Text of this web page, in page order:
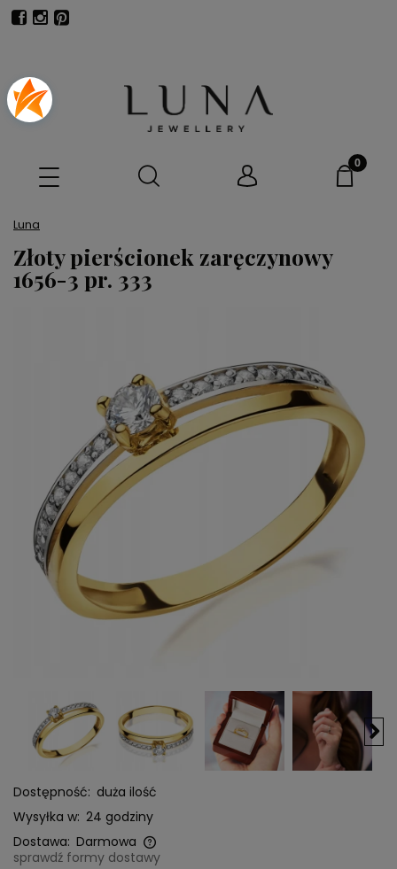
Luna
Złoty pierścionek zaręczynowy
1656-3 pr. 333
Dostępność: duża ilość
Wysyłka w: 24 godziny
Dostawa: Darmowa
Cena nie zawiera ewentualnych kosztów płatności
sprawdź formy dostawy